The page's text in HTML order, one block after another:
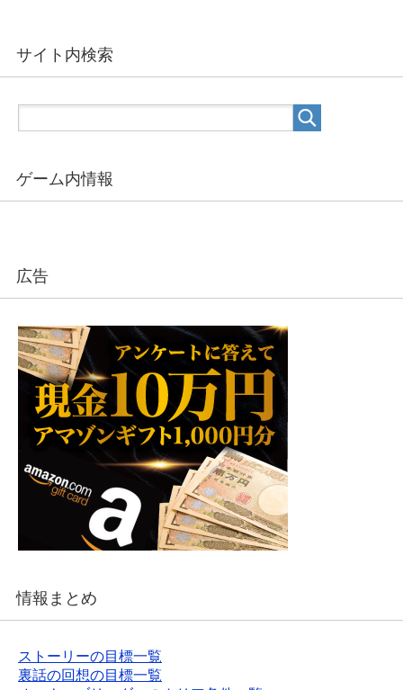
サイト内検索
ゲーム内情報
広告
情報まとめ
ストーリーの目標一覧
裏話の回想の目標一覧